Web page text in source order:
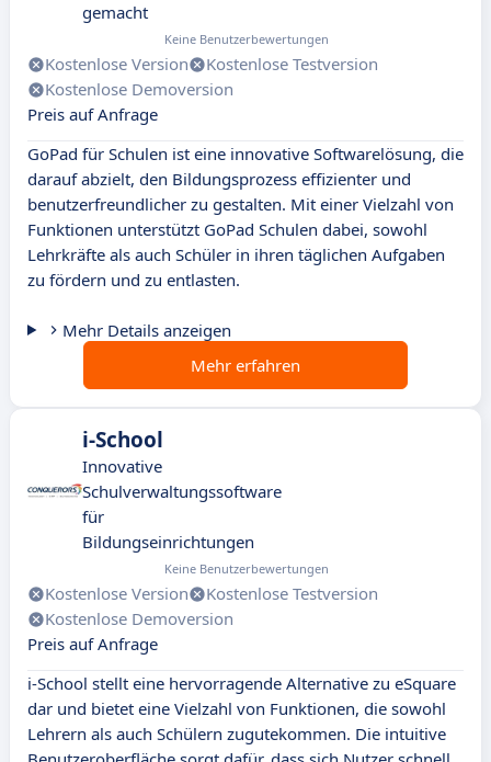
gemacht
Keine Benutzerbewertungen
Kostenlose Version
Kostenlose Testversion
Kostenlose Demoversion
Preis auf Anfrage
GoPad für Schulen ist eine innovative Softwarelösung, die
darauf abzielt, den Bildungsprozess effizienter und
benutzerfreundlicher zu gestalten. Mit einer Vielzahl von
Funktionen unterstützt GoPad Schulen dabei, sowohl
Lehrkräfte als auch Schüler in ihren täglichen Aufgaben
zu fördern und zu entlasten.
Mehr Details anzeigen
Mehr erfahren
i-School
Innovative
Schulverwaltungssoftware
für
Bildungseinrichtungen
Keine Benutzerbewertungen
Kostenlose Version
Kostenlose Testversion
Kostenlose Demoversion
Preis auf Anfrage
i-School stellt eine hervorragende Alternative zu eSquare
dar und bietet eine Vielzahl von Funktionen, die sowohl
Lehrern als auch Schülern zugutekommen. Die intuitive